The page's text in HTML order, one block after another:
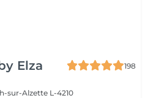
Elza
198
sur-Alzette L-4210